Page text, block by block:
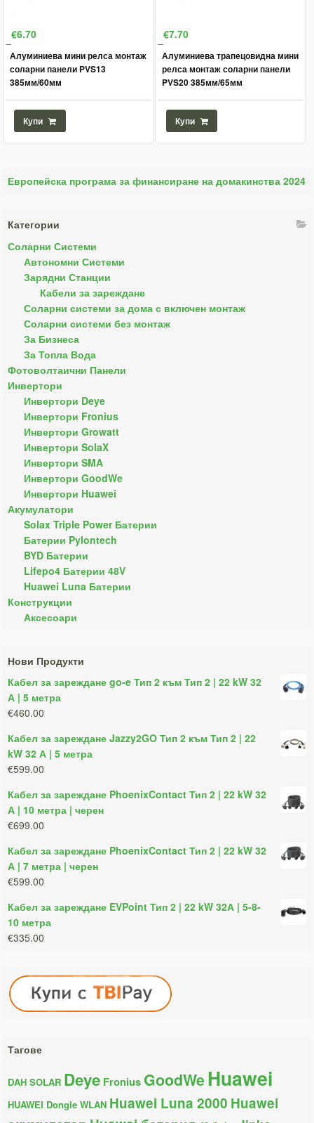
€6.70
Алуминиева мини релса монтаж
соларни панели PVS13
385мм/60мм
Купи
€7.70
Алуминиева трапецовидна мини
релса монтаж соларни панели
PVS20 385мм/65мм
Купи
Европейска програма за финансиране на домакинства 2024
Категории
Соларни Системи
Автономни Системи
Зарядни Станции
Кабели за зареждане
Соларни системи за дома с включен монтаж
Соларни системи без монтаж
За Бизнеса
За Топла Вода
Фотоволтаични Панели
Инвертори
Инвертори Deye
Инвертори Fronius
Инвертори Growatt
Инвертори SolaX
Инвертори SMA
Инвертори GoodWe
Инвертори Huawei
Акумулатори
Solax Triple Power Батерии
Батерии Pylontech
BYD Батерии
Lifepo4 Батерии 48V
Huawei Luna Батерии
Конструкции
Аксесоари
Нови Продукти
Кабел за зареждане go-e Тип 2 към Тип 2 | 22 kW 32
А | 5 метра
€460.00
Кабел за зареждане Jazzy2GO Тип 2 към Тип 2 | 22
kW 32 А | 5 метра
€599.00
Кабел за зареждане PhoenixContact Тип 2 | 22 kW 32
А | 10 метра | черен
€699.00
Кабел за зареждане PhoenixContact Тип 2 | 22 kW 32
А | 7 метра | черен
€599.00
Кабел за зареждане EVPoint Тип 2 | 22 kW 32А | 5-8-
10 метра
€335.00
Тагове
DAH SOLAR Deye Fronius GoodWeHuawei
HUAWEI Dongle WLAN Huawei Luna 2000 Huawei